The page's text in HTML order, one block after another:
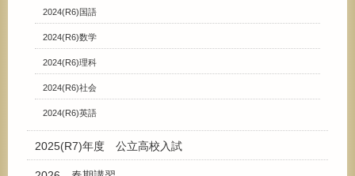
2024(R6)国語
2024(R6)数学
2024(R6)理科
2024(R6)社会
2024(R6)英語
2025(R7)年度 公立高校入試